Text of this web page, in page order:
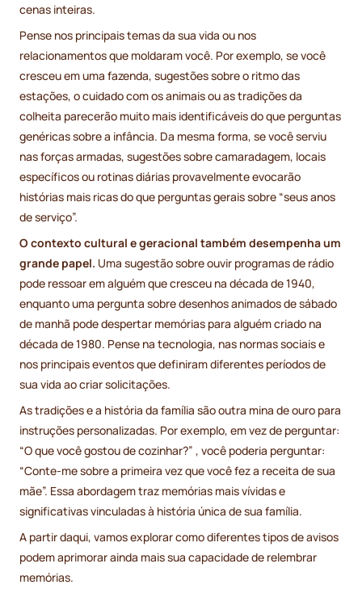
cenas inteiras.
Pense nos principais temas da sua vida ou nos
relacionamentos que moldaram você. Por exemplo, se você
cresceu em uma fazenda, sugestões sobre o ritmo das
estações, o cuidado com os animais ou as tradições da
colheita parecerão muito mais identificáveis do que perguntas
genéricas sobre a infância. Da mesma forma, se você serviu
nas forças armadas, sugestões sobre camaradagem, locais
específicos ou rotinas diárias provavelmente evocarão
histórias mais ricas do que perguntas gerais sobre “seus anos
de serviço”.
O contexto cultural e geracional também desempenha um
grande papel. Uma sugestão sobre ouvir programas de rádio
pode ressoar em alguém que cresceu na década de 1940,
enquanto uma pergunta sobre desenhos animados de sábado
de manhã pode despertar memórias para alguém criado na
década de 1980. Pense na tecnologia, nas normas sociais e
nos principais eventos que definiram diferentes períodos de
sua vida ao criar solicitações.
As tradições e a história da família são outra mina de ouro para
instruções personalizadas. Por exemplo, em vez de perguntar:
“O que você gostou de cozinhar?” , você poderia perguntar:
“Conte-me sobre a primeira vez que você fez a receita de sua
mãe”. Essa abordagem traz memórias mais vívidas e
significativas vinculadas à história única de sua família.
A partir daqui, vamos explorar como diferentes tipos de avisos
podem aprimorar ainda mais sua capacidade de relembrar
memórias.